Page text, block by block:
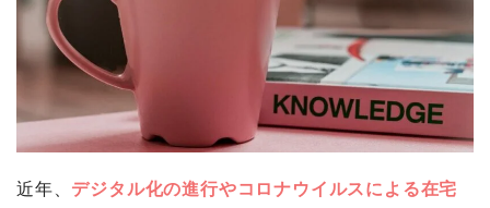
近年、 デジタル化の進行やコロナウイルスによる在宅